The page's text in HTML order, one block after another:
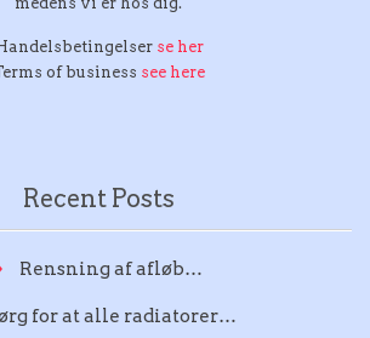
se her
of business see here
Recent Posts
Rensning af afløb…
for at alle radiatorer…